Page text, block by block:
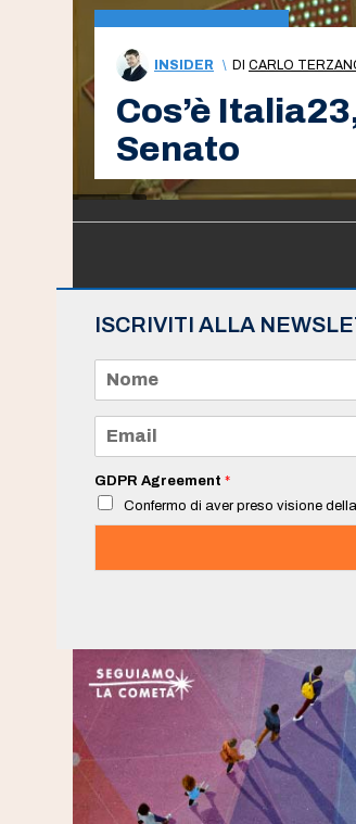
INSIDER \ DI CARLO
Cos’è
Senato
ISCRIVITI ALLA
m
e
a
i
*
GDPR Agreement *
Confermo di aver preso visione